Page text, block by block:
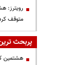
رویترز:
متوقف
پربحث
هشتمین